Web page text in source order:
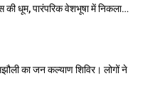
की धूम, पारंपरिक वेशभूषा में निकला…
का जन कल्याण शिविर। लोगों ने